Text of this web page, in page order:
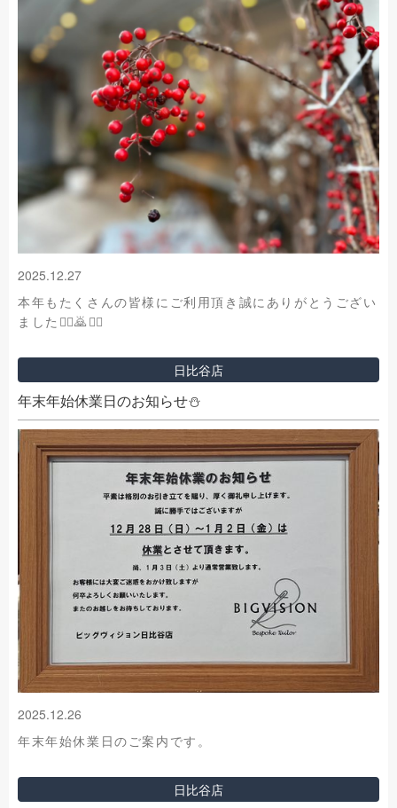
2025.12.27
本年もたくさんの皆様にご利用頂き誠にありがとうござい
ました🙇‍♂️🙇🙇‍♀️
日比谷店
年末年始休業日のお知らせ⛄
2025.12.26
年末年始休業日のご案内です。
日比谷店